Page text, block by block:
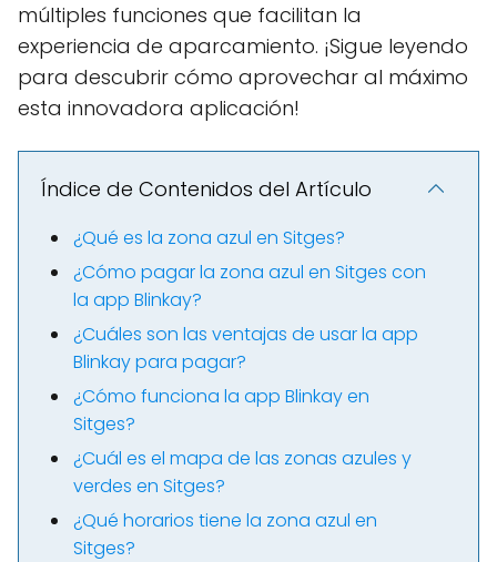
múltiples funciones que facilitan la
experiencia de aparcamiento. ¡Sigue leyendo
para descubrir cómo aprovechar al máximo
esta innovadora aplicación!
Índice de Contenidos del Artículo
¿Qué es la zona azul en Sitges?
¿Cómo pagar la zona azul en Sitges con
la app Blinkay?
¿Cuáles son las ventajas de usar la app
Blinkay para pagar?
¿Cómo funciona la app Blinkay en
Sitges?
¿Cuál es el mapa de las zonas azules y
verdes en Sitges?
¿Qué horarios tiene la zona azul en
Sitges?